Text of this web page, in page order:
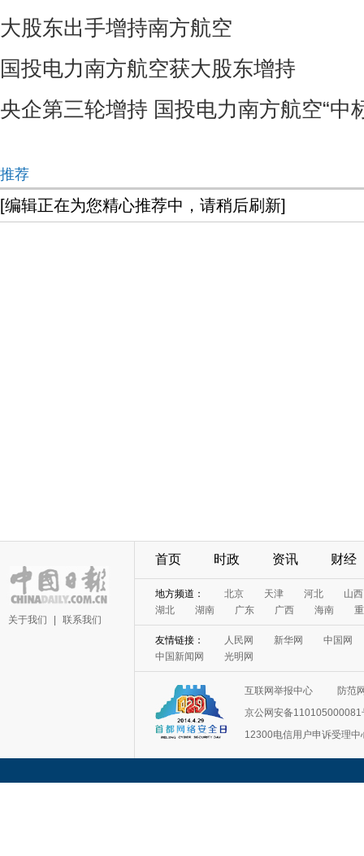
大股东出手增持南方航空
国投电力南方航空获大股东增持
央企第三轮增持 国投电力南方航空“中
推荐
[编辑正在为您精心推荐中，请稍后刷新]
关于我们 联系我们
首页 时政 资讯 财经
地方频道： 北京 天津 河北
山西
湖北
湖南 广东 广西 海南
友情链接： 人民网 新华网
中国网
中国新闻网
光明网
互联网举报中心
防范
京公网安备110105000081
12300电信用户申诉受理中